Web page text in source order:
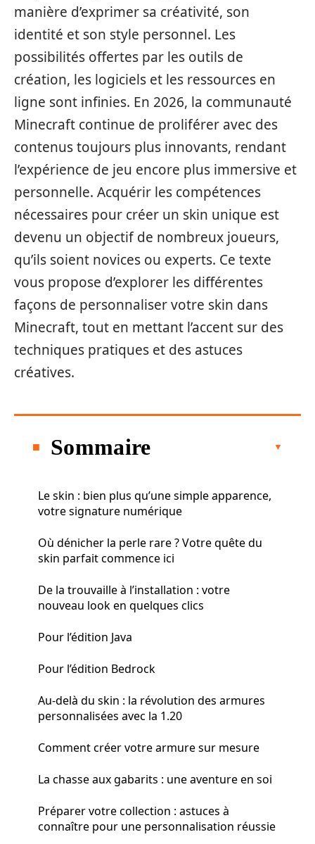
manière d’exprimer sa créativité, son
identité et son style personnel. Les
possibilités offertes par les outils de
création, les logiciels et les ressources en
ligne sont infinies. En 2026, la communauté
Minecraft continue de proliférer avec des
contenus toujours plus innovants, rendant
l’expérience de jeu encore plus immersive et
personnelle. Acquérir les compétences
nécessaires pour créer un skin unique est
devenu un objectif de nombreux joueurs,
qu’ils soient novices ou experts. Ce texte
vous propose d’explorer les différentes
façons de personnaliser votre skin dans
Minecraft, tout en mettant l’accent sur des
techniques pratiques et des astuces
créatives.
Sommaire
Le skin : bien plus qu’une simple apparence,
votre signature numérique
Où dénicher la perle rare ? Votre quête du
skin parfait commence ici
De la trouvaille à l’installation : votre
nouveau look en quelques clics
Pour l’édition Java
Pour l’édition Bedrock
Au-delà du skin : la révolution des armures
personnalisées avec la 1.20
Comment créer votre armure sur mesure
La chasse aux gabarits : une aventure en soi
Préparer votre collection : astuces à
connaître pour une personnalisation réussie